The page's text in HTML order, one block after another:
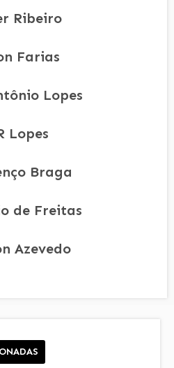
Ribeiro
Farias
Lopes
Lopes
Braga
de Freitas
Azevedo